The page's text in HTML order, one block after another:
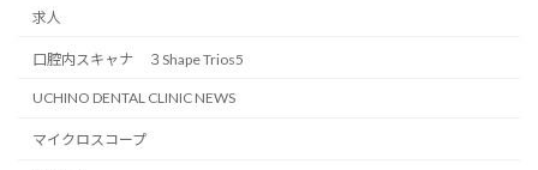
求人
口腔内スキャナ ３Shape Trios5
UCHINO DENTAL CLINIC NEWS
マイクロスコープ